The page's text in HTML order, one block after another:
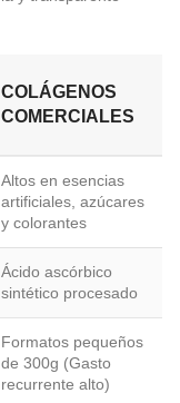
COLÁGENOS
COMERCIALES
Altos en esencias
artificiales, azúcares
y colorantes
Ácido ascórbico
sintético procesado
Formatos pequeños
de 300g (Gasto
recurrente alto)